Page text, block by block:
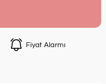
Fiyat Alarmı